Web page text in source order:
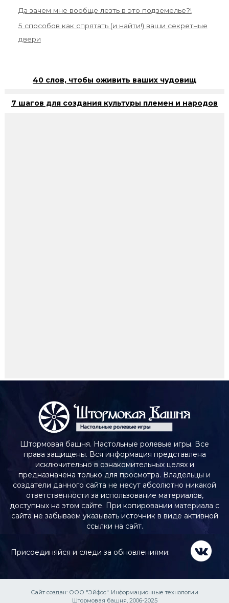
Да зачем мне вообще лезть в это подземелье?!
5 способов как спрятать (и найти!) ваши секретные
двери
40 слов, чтобы оживить ваших чудовищ
7 шагов для создания культуры племен и народов
Штормовая башня. Настольные ролевые игры. Все
права защищены. Вся информация представлена
исключительно в ознакомительных целях и
предназначена только для просмотра. Владельцы и
создатели данного сайта не несут абсолютно никакой
ответственности за использование материалов,
доступных на этом сайте. При копировании материала с
сайта не забываем указывать источник в виде активной
ссылки на сайт.
Присоединяйся и следи за обновлениями:
Сайт создан: ООО "Эйфос". Информационные технологии
Штормовая башня, 2006-2025